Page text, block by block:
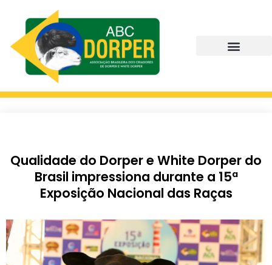
Qualidade do Dorper e White Dorper do
Brasil impressiona durante a 15ª
Exposição Nacional das Raças